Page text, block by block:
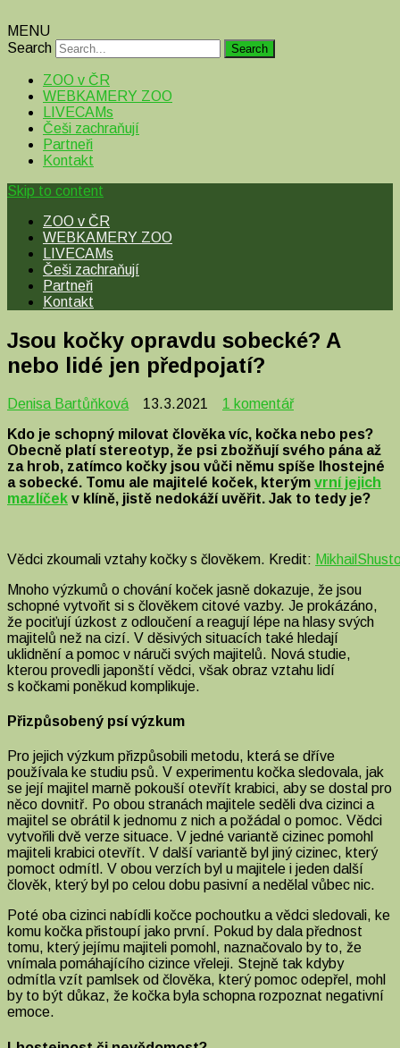
MENU
Search
ZOO v ČR
WEBKAMERY ZOO
LIVECAMs
Češi zachraňují
Partneři
Kontakt
Skip to content
ZOO v ČR
WEBKAMERY ZOO
LIVECAMs
Češi zachraňují
Partneři
Kontakt
Jsou kočky opravdu sobecké? A
nebo lidé jen předpojatí?
Denisa Bartůňková 13.3.2021 1 komentářu
s
názvem
Jsou
kočky
opravdu
lidé
předpojatí?
Kdo je schopný milovat člověka víc, kočka nebo pes?
Obecně platí stereotyp, že psi zbožňují svého pána až
za hrob, zatímco kočky jsou vůči němu spíše lhostejné
a sobecké. Tomu ale majitelé koček, kterým vrní jejich
mazlíček v klíně, jistě nedokáží uvěřit. Jak to tedy je?
Vědci zkoumali vztahy kočky s člověkem. Kredit:
Mnoho výzkumů o chování koček jasně dokazuje, že jsou
schopné vytvořit si s člověkem citové vazby. Je prokázáno,
že pociťují úzkost z odloučení a reagují lépe na hlasy svých
majitelů než na cizí. V děsivých situacích také hledají
uklidnění a pomoc v náruči svých majitelů. Nová studie,
kterou provedli japonští vědci, však obraz vztahu lidí
s kočkami poněkud komplikuje.
Přizpůsobený psí výzkum
Pro jejich výzkum přizpůsobili metodu, která se dříve
používala ke studiu psů. V experimentu kočka sledovala, jak
se její majitel marně pokouší otevřít krabici, aby se dostal pro
něco dovnitř. Po obou stranách majitele seděli dva cizinci a
majitel se obrátil k jednomu z nich a požádal o pomoc. Vědci
vytvořili dvě verze situace. V jedné variantě cizinec pomohl
majiteli krabici otevřít. V další variantě byl jiný cizinec, který
pomoct odmítl. V obou verzích byl u majitele i jeden další
člověk, který byl po celou dobu pasivní a nedělal vůbec nic.
Poté oba cizinci nabídli kočce pochoutku a vědci sledovali, ke
komu kočka přistoupí jako první. Pokud by dala přednost
tomu, který jejímu majiteli pomohl, naznačovalo by to, že
vnímala pomáhajícího cizince vřeleji. Stejně tak kdyby
odmítla vzít pamlsek od člověka, který pomoc odepřel, mohl
by to být důkaz, že kočka byla schopna rozpoznat negativní
emoce.